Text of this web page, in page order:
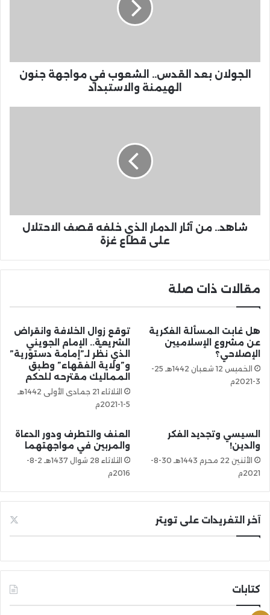
الجولان بعد القدس.. الشعوب في مواجهة جنون
الهيمنة والاستبداد
شاهد.. من آثار الدمار الذي خلفه قصف الاحتلال
على قطاع غزة
مقالات ذات صلة
هل غابت المسألة الفكرية
عن مشروع الإسلاميين
الإصلاحي؟
الخميس 12 شعبان 1442هـ 25-
3-2021م
توقع زوال الخلافة وانقراض
الشريعة.. الإمام الجويني
الذي نظّر لـ”إمامة دستورية”
و”ولاية الفقهاء” وطبق
المماليك مقترحه للحكم
الثلاثاء 21 جمادى الأولى 1442هـ
5-1-2021م
السيسي وتجديد الفكر
والدين!
الأثنين 22 محرم 1443هـ 30-8-
2021م
العنف والتطرف ودور الدعاة
والمربين في مواجهتهما
الثلاثاء 28 شوال 1437هـ 2-8-
2016م
آخر التغريدات على تويتر
كتابات